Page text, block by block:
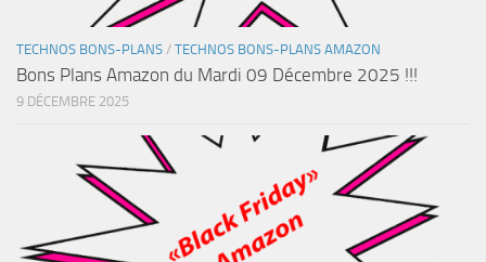
TECHNOS BONS-PLANS / TECHNOS BONS-PLANS AMAZON
Bons Plans Amazon du Mardi 09 Décembre 2025 !!!
9 DÉCEMBRE 2025